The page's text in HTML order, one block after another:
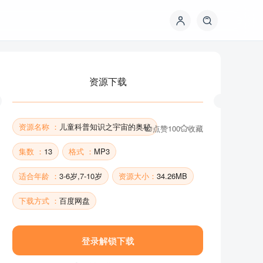
点赞100 收藏
资源下载
资源名称 ： 儿童科普知识之宇宙的奥秘
集数 ： 13 格式 ： MP3
适合年龄 ： 3-6岁,7-10岁 资源大小： 34.26MB
下载方式 ： 百度网盘
登录解锁下载
资源下载
儿童科普知识之宇宙的奥秘